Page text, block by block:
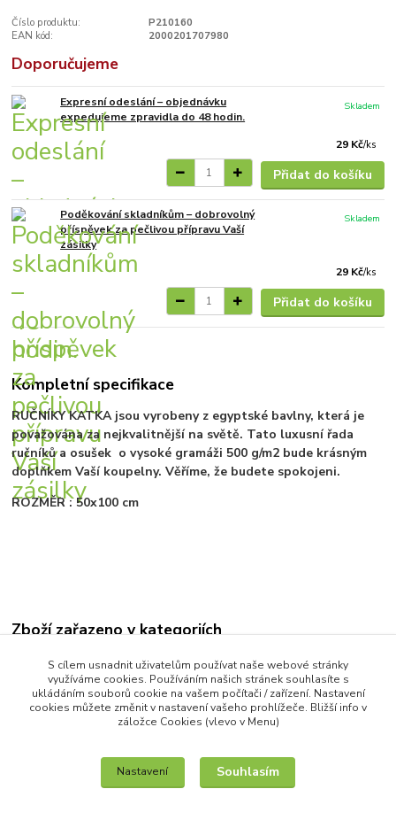
Číslo produktu:
P210160
EAN kód:
2000201707980
Doporučujeme
Expresní odeslání – objednávku
expedujeme zpravidla do 48 hodin.
29 Kč/ks
Skladem
Přidat do košíku
Poděkování skladníkům – dobrovolný
příspěvek za pečlivou přípravu Vaší
zásilky
29 Kč/ks
Skladem
Přidat do košíku
Kompletní specifikace
RUČNÍKY KATKA jsou vyrobeny z egyptské bavlny, která je
považována za nejkvalitnější na světě. Tato luxusní řada
ručníků a osušek o vysoké gramáži 500 g/m2 bude krásným
doplňkem Vaší koupelny. Věříme, že budete spokojeni.
ROZMĚR : 50x100 cm
Zboží zařazeno v kategoriích
LUXUSNÍ RUČNÍKY A OSUŠKY
RUČNÍKY
IT služby na míru / unilogo.cz
S cílem usnadnit uživatelům používat naše webové stránky
využíváme cookies. Používáním našich stránek souhlasíte s
ukládáním souborů cookie na vašem počítači / zařízení. Nastavení
cookies můžete změnit v nastavení vašeho prohlížeče. Bližší info v
záložce Cookies (vlevo v Menu)
Nastavení Souhlasím